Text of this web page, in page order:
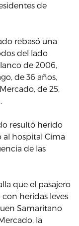
de
rebasó una
del lado
de 2006,
de 36 años,
de 25,
resultó herido
al hospital Cima
de las
que el pasajero
heridas leves
Samaritano
la